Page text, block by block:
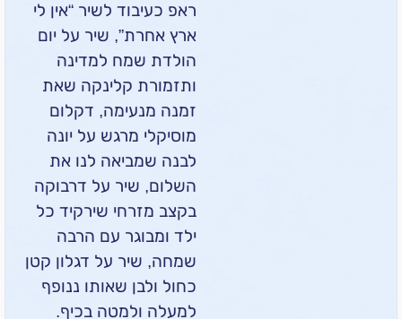
ראפ כעיבוד לשיר “אין לי
ארץ אחרת”, שיר על יום
הולדת שמח למדינה
ותזמורת קלינקה שאת
זמנה מנעימה, דקלום
מוסיקלי מרגש על יונה
לבנה שמביאה לנו את
השלום, שיר על דרבוקה
בקצב מזרחי שירקיד כל
ילד ומבוגר עם הרבה
שמחה, שיר על דגלון קטן
כחול ולבן שאותו ננופף
למעלה ולמטה בכיף.